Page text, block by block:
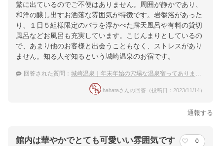
繁に出ているのでご不便はありません。周囲が静かであり、
和洋の醸し出すお洒落な雰囲気が特徴です。岩盤浴があった
り、１日５組様限定のバラを浮かべた露天風呂や有料の貸切
風呂などお風呂も充実しています。こじんまりとしているの
で、あまり他のお客様と出会うこともなく、ストレスがあり
ません。知る人ぞ知るという城崎温泉のお宿です。
回答された質問： 城崎温泉｜年末年始の穴場な温泉宿ってありますか？
hahataさんの回答（投稿日：2023/11/14）
通報する
館内は華やかでとても可愛いい雰囲気です 0